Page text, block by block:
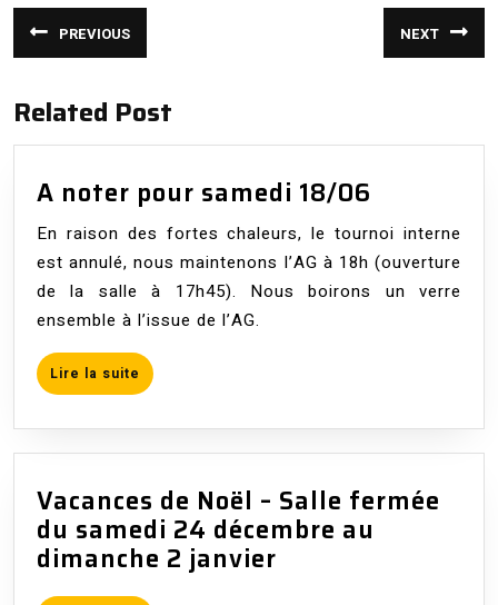
Navigation
de
l’article
PREVIOUS
Article
précédent
NEXT
Article
suivant
Related Post
A noter pour samedi 18/06
noter
pour
samedi
18/06
En raison des fortes chaleurs, le tournoi interne
est annulé, nous maintenons l’AG à 18h (ouverture
de la salle à 17h45). Nous boirons un verre
ensemble à l’issue de l’AG.
Lire la suite Lire
la
Vacances de Noël – Salle fermée
du samedi 24 décembre au
dimanche 2 janvier